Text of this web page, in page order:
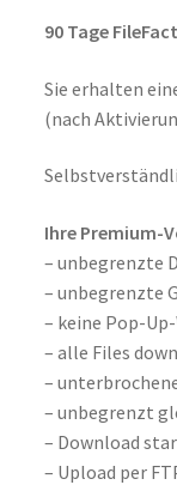
90 Tage
Sie erhalten
(nach
Ihre Premium-
– unbegrenzte
– unbegrenzte
– keine Pop-
– alle Files
–
– unbegrenzt
– Download
– Upload per